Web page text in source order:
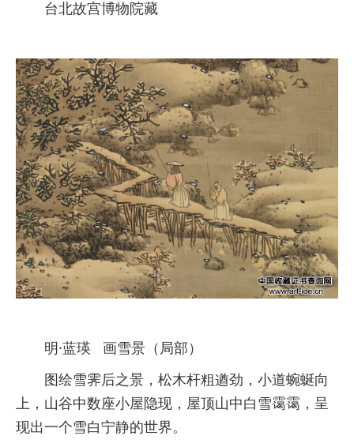
台北故宫博物院藏
明·蓝瑛 画雪景（局部）
图绘雪霁后之景，松木杆粗遒劲，小道蜿蜒向
上，山谷中数座小屋隐现，屋顶山中白雪霭霭，呈
现出一个雪白宁静的世界。